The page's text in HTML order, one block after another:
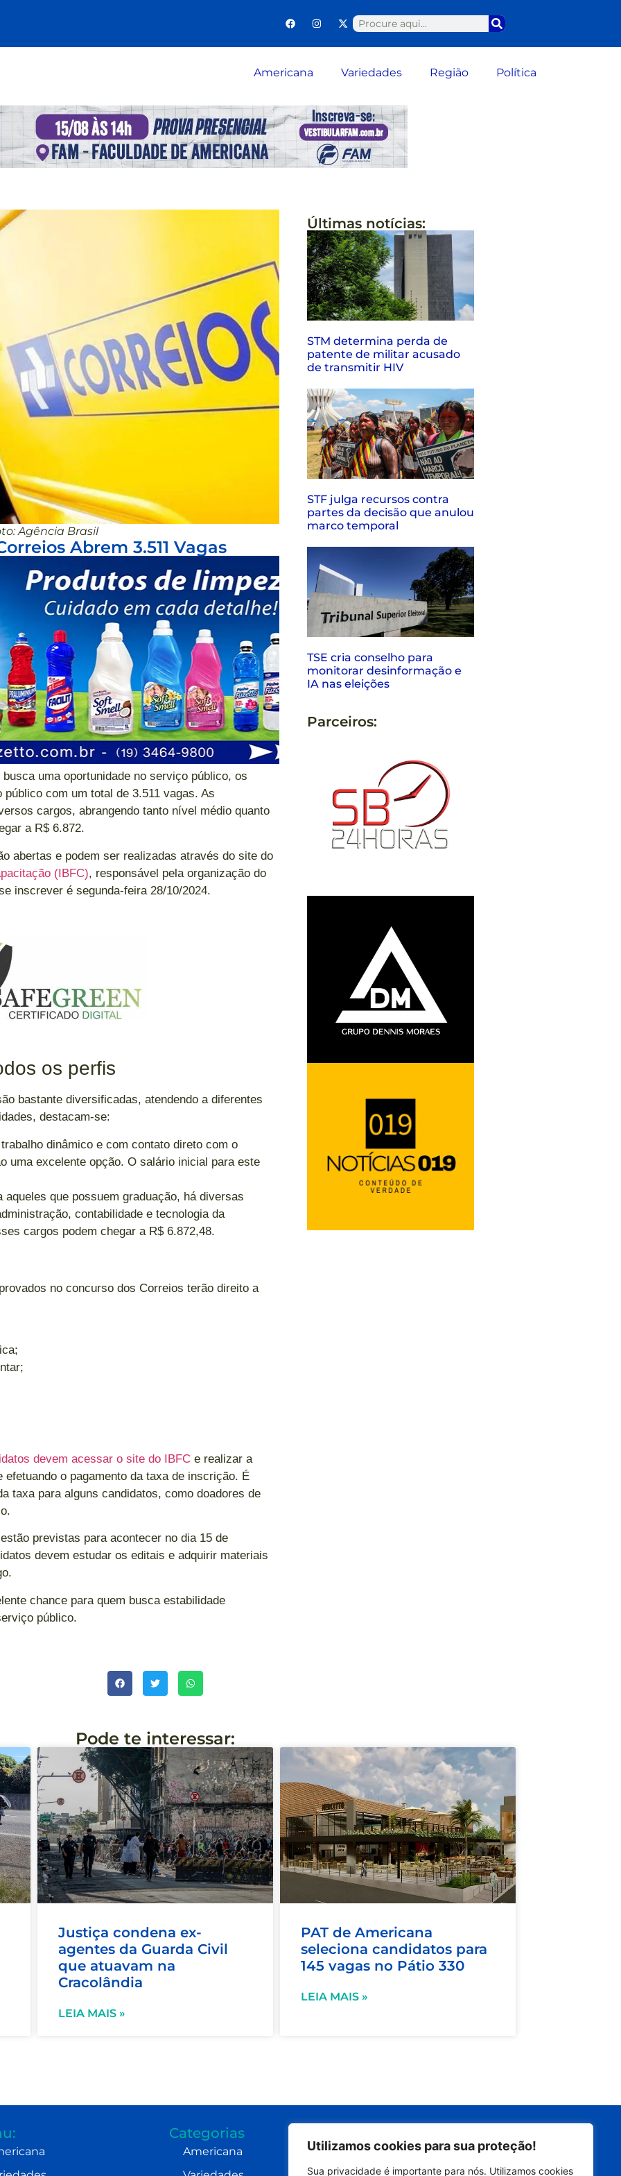
Utilizamos cookies para sua proteção!
Sua privacidade é importante para nós. Utilizamos cookies
Americana Variedades Região Política
Agência Brasil
Abrem 3.511 Vagas
uma oportunidade no serviço público, os
com um total de 3.511 vagas. As
cargos, abrangendo tanto nível médio quanto
a R$ 6.872.
abertas e podem ser realizadas através do site do
(IBFC), responsável pela organização do
inscrever é segunda-feira 28/10/2024.
os perfis
bastante diversificadas, atendendo a diferentes
destacam-se:
dinâmico e com contato direto com o
uma excelente opção. O salário inicial para este
aqueles que possuem graduação, há diversas
contabilidade e tecnologia da
cargos podem chegar a R$ 6.872,48.
no concurso dos Correios terão direito a
devem acessar o site do IBFC e realizar a
o pagamento da taxa de inscrição. É
taxa para alguns candidatos, como doadores de
previstas para acontecer no dia 15 de
devem estudar os editais e adquirir materiais
chance para quem busca estabilidade
público.
Últimas notícias:
STM determina perda de
patente de militar acusado
de transmitir HIV
STF julga recursos contra
partes da decisão que anulou
marco temporal
TSE cria conselho para
monitorar desinformação e
IA nas eleições
Parceiros:
Pode te interessar:
Justiça condena ex-
agentes da Guarda Civil
que atuavam na
Cracolândia
LEIA MAIS »
PAT de Americana
seleciona candidatos para
145 vagas no Pátio 330
LEIA MAIS »
Categorias
Americana